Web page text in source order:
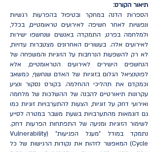
תיאור הקורס:
הספרות הדנה במחקר ובטיפול בהפרעות רגשיות
ונפשיות לאחר חשיפה לאירועים טראומטיים, בכלל,
ולמלחמה בפרט, התמקדה באנשים שנחשפו ישירות
לאירועים אלה. בעשורים האחרונים מצטברות עדויות,
לא רק להשפעות הנרחבות על הזוגיות והמשפחה של
הנחשפים הישירים לאירועים הטראומטיים, אלא
לפוטנציאל הגלום בזוגיות של האדם שנחשף, כמשאב
וכמקדם את תהליכי ההחלמה. בקורס נסקור ונציע
עקרונות תיאורטיים להבנה של ההשלכות של מלחמה
ואירועי דחק על זוגיות, הצעות להתערבויות זוגיות כמו
גם דוגמאות מהתערבויות בשעת משבר במטרה לסייע
לשימור הזוגיות ומניעה של התפתחות הפרעות דחק.
נתמקד במודל "מעגל הפגיעות" (Vulnerability
Cycle) המאפשר לזהות את נקודות הרגישות של כל